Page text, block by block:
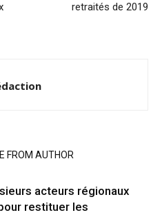
retraités de 2019
FROM AUTHOR
acteurs régionaux
restituer les